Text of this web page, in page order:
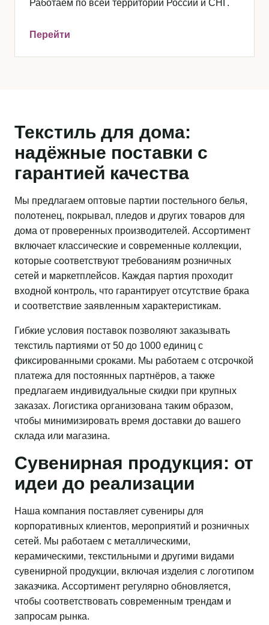
Работаем по всей территории России и СНГ.
Перейти
Текстиль для дома:
надёжные поставки с
гарантией качества
Мы предлагаем оптовые партии постельного белья,
полотенец, покрывал, пледов и других товаров для
дома от проверенных производителей. Ассортимент
включает классические и современные коллекции,
которые соответствуют требованиям розничных
сетей и маркетплейсов. Каждая партия проходит
входной контроль, что гарантирует отсутствие брака
и соответствие заявленным характеристикам.
Гибкие условия поставок позволяют заказывать
текстиль партиями от 50 до 1000 единиц с
фиксированными сроками. Мы работаем с отсрочкой
платежа для постоянных партнёров, а также
предлагаем индивидуальные скидки при крупных
заказах. Логистика организована таким образом,
чтобы минимизировать время доставки до вашего
склада или магазина.
Сувенирная продукция: от
идеи до реализации
Наша компания поставляет сувениры для
корпоративных клиентов, мероприятий и розничных
сетей. Мы работаем с металлическими,
керамическими, текстильными и другими видами
сувенирной продукции, включая изделия с логотипом
заказчика. Ассортимент регулярно обновляется,
чтобы соответствовать современным трендам и
запросам рынка.